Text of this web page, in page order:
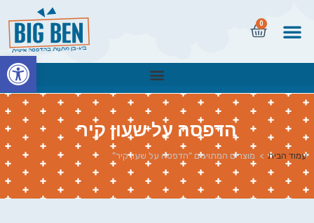
0
הדפסה על שעון קיר
עמוד הבית > מוצרים המתויגים “הדפסה על שעון קיר”